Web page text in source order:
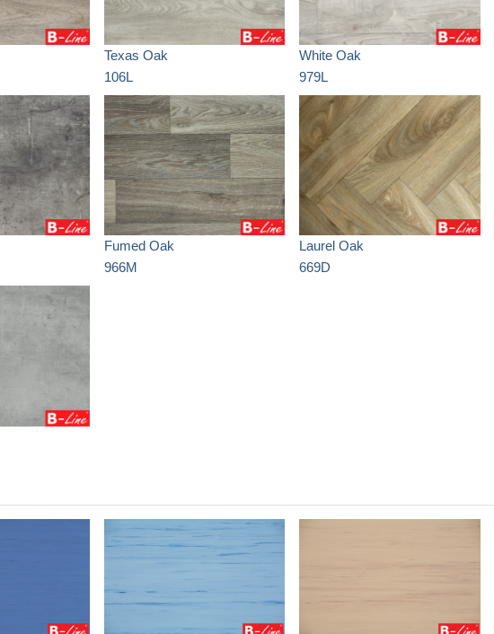
Texas Oak
106L
White Oak
979L
Fumed Oak
966M
Laurel Oak
669D